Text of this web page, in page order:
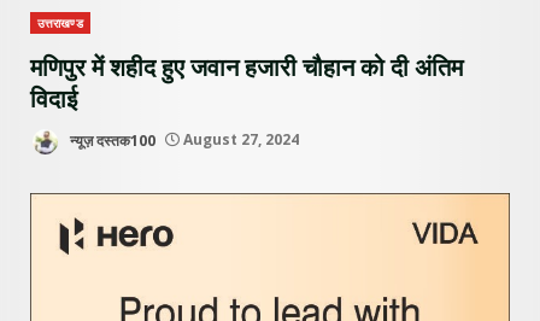
उत्तराखण्ड
मणिपुर में शहीद हुए जवान हजारी चौहान को दी अंतिम
विदाई
न्यूज़ दस्तक100 August 27, 2024